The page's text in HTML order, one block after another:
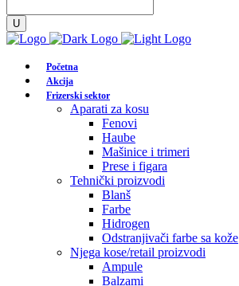
Početna
Akcija
Frizerski sektor
Aparati za kosu
Fenovi
Haube
Mašinice i trimeri
Prese i figara
Tehnički proizvodi
Blanš
Farbe
Hidrogen
Odstranjivači farbe sa kože
Njega kose/retail proizvodi
Ampule
Balzami